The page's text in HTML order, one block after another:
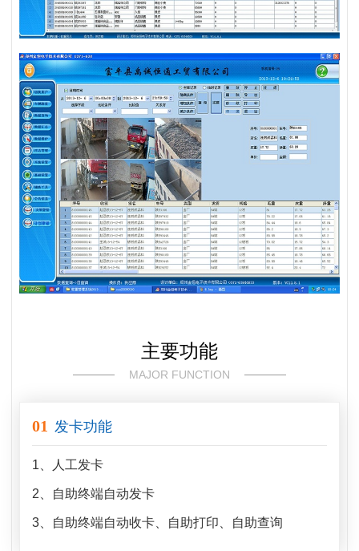
主要功能
MAJOR FUNCTION
01 发卡功能
1、人工发卡
2、自助终端自动发卡
3、自助终端自动收卡、自助打印、自助查询